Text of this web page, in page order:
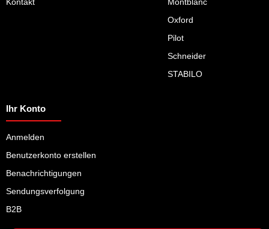
Kontakt
Montblanc
Oxford
Pilot
Schneider
STABILO
Ihr Konto
Anmelden
Benutzerkonto erstellen
Benachrichtigungen
Sendungsverfolgung
B2B